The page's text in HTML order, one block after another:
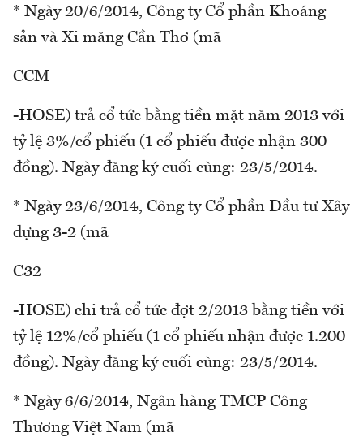
* Ngày 20/6/2014, Công ty Cổ phần Khoáng
sản và Xi măng Cần Thơ (mã
CCM
-HOSE) trả cổ tức bằng tiền mặt năm 2013 với
tỷ lệ 3%/cổ phiếu (1 cổ phiếu được nhận 300
đồng). Ngày đăng ký cuối cùng: 23/5/2014.
* Ngày 23/6/2014, Công ty Cổ phần Đầu tư Xây
dựng 3-2 (mã
C32
-HOSE) chi trả cổ tức đợt 2/2013 bằng tiền với
tỷ lệ 12%/cổ phiếu (1 cổ phiếu nhận được 1.200
đồng). Ngày đăng ký cuối cùng: 23/5/2014.
* Ngày 6/6/2014, Ngân hàng TMCP Công
Thương Việt Nam (mã